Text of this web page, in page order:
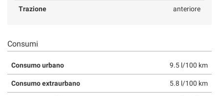
Trazione anteriore
Consumi
Consumo urbano 9.5 l/100 km
Consumo extraurbano 5.8 l/100 km